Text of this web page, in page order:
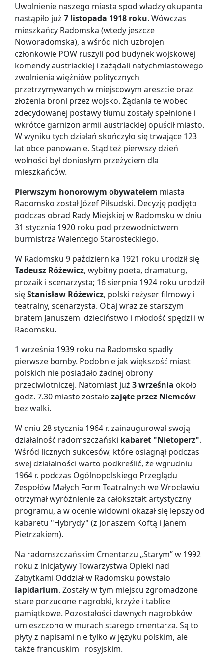
Uwolnienie naszego miasta spod władzy okupanta
nastąpiło już 7 listopada 1918 roku. Wówczas
mieszkańcy Radomska (wtedy jeszcze
Noworadomska), a wśród nich uzbrojeni
członkowie POW ruszyli pod budynek wojskowej
komendy austriackiej i zażądali natychmiastowego
zwolnienia więźniów politycznych
przetrzymywanych w miejscowym areszcie oraz
złożenia broni przez wojsko. Żądania te wobec
zdecydowanej postawy tłumu zostały spełnione i
wkrótce garnizon armii austriackiej opuścił miasto.
W wyniku tych działań skończyło się trwające 123
lat obce panowanie. Stąd też pierwszy dzień
wolności był doniosłym przeżyciem dla
mieszkańców.
Pierwszym honorowym obywatelem miasta
Radomsko został Józef Piłsudski. Decyzję podjęto
podczas obrad Rady Miejskiej w Radomsku w dniu
31 stycznia 1920 roku pod przewodnictwem
burmistrza Walentego Starosteckiego.
W Radomsku 9 października 1921 roku urodził się
Tadeusz Różewicz, wybitny poeta, dramaturg,
prozaik i scenarzysta; 16 sierpnia 1924 roku urodził
sięStanisław Różewicz, polski reżyser filmowy i
teatralny, scenarzysta. Obaj wraz ze starszym
bratem Januszem dzieciństwo i młodość spędzili w
Radomsku.
1 września 1939 roku na Radomsko spadły
pierwsze bomby. Podobnie jak większość miast
polskich nie posiadało żadnej obrony
przeciwlotniczej. Natomiast już 3 września około
godz. 7.30 miasto zostało zajęte przez Niemców
bez walki.
W dniu 28 stycznia 1964 r. zainaugurował swoją
działalność radomszczański kabaret "Nietoperz".
Wśród licznych sukcesów, które osiagnął podczas
swej działalności warto podkreślić, że wgrudniu
1964 r. podczas Ogólnopolskiego Przeglądu
Zespołów Małych Form Teatralnych we Wrocławiu
otrzymał wyróżnienie za całokształt artystyczny
programu, a w ocenie widowni okazał się lepszy od
kabaretu "Hybrydy" (z Jonaszem Koftą i Janem
Pietrzakiem).
Na radomszczańskim Cmentarzu „Starym” w 1992
roku z inicjatywy Towarzystwa Opieki nad
Zabytkami Oddział w Radomsku powstało
lapidarium. Zostały w tym miejscu zgromadzone
stare porzucone nagrobki, krzyże i tablice
pamiątkowe. Pozostałości dawnych nagrobków
umieszczono w murach starego cmentarza. Są to
płyty z napisami nie tylko w języku polskim, ale
także francuskim i rosyjskim.